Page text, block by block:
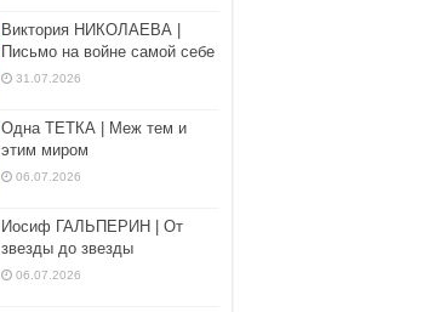
Виктория НИКОЛАЕВА |
Письмо на войне самой себе
31.07.2026
Одна ТЕТКА | Меж тем и
этим миром
06.07.2026
Иосиф ГАЛЬПЕРИН | От
звезды до звезды
06.07.2026